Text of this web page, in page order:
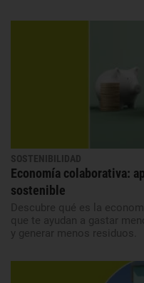
SOSTENIBILIDAD
Economía colaborativa:
sostenible
Descubre qué es la
que te ayudan a gastar
y generar menos residuos.